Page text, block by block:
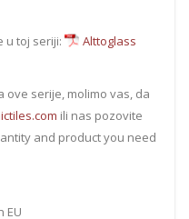
u toj seriji:
Alttoglass
ove serije, molimo vas, da
ili nas pozovite
and product you need
EU